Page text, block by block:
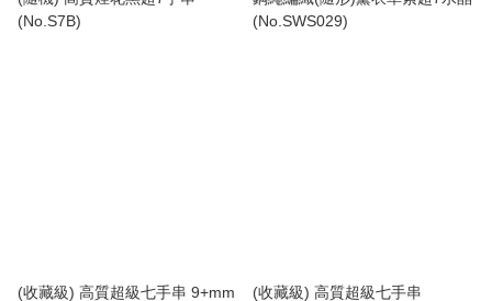
(No.S7B)
(No.SWS029)
(收藏級) 高質超級七手串 9+mm
(收藏級) 高質超級七手串